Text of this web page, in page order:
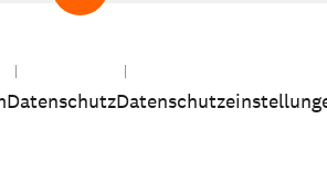
Datenschutz